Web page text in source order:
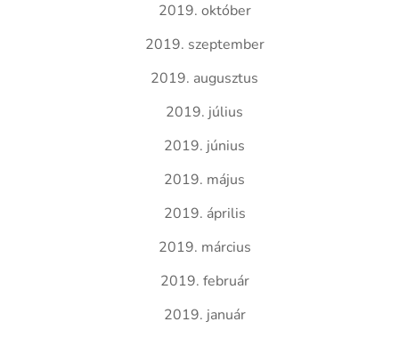
2019. október
2019. szeptember
2019. augusztus
2019. július
2019. június
2019. május
2019. április
2019. március
2019. február
2019. január